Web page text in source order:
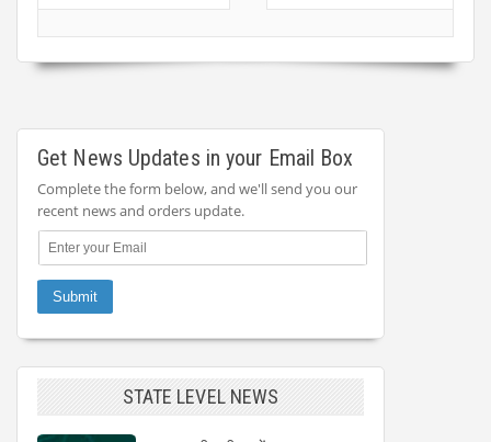
Get News Updates in your Email Box
Complete the form below, and we'll send you our
recent news and orders update.
STATE LEVEL NEWS